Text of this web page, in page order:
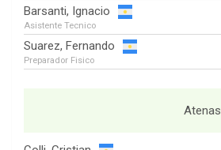
Barsanti, Ignacio
Asistente Tecnico
Suarez, Fernando
Preparador Fisico